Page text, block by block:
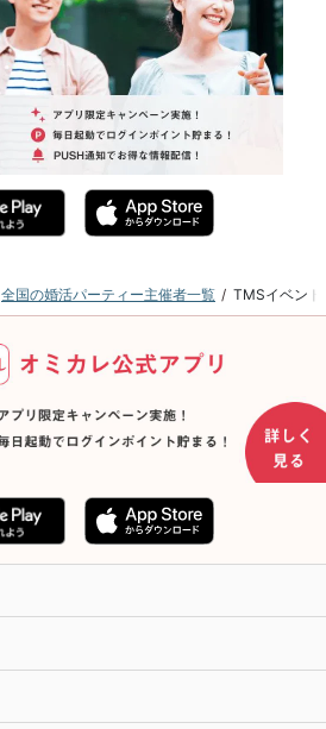
全国の婚活パーティー主催者一覧 TMSイベント